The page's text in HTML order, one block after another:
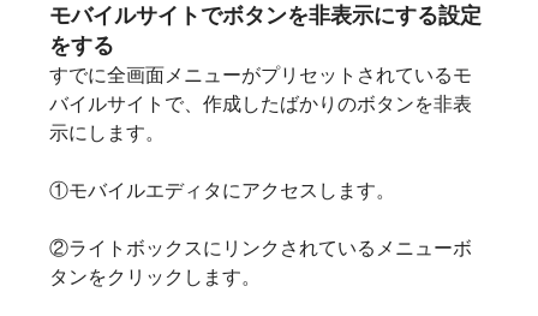
モバイルサイトでボタンを非表示にする設定
をする
すでに全画面メニューがプリセットされているモ
バイルサイトで、作成したばかりのボタンを非表
示にします。
①モバイルエディタにアクセスします。
②ライトボックスにリンクされているメニューボ
タンをクリックします。